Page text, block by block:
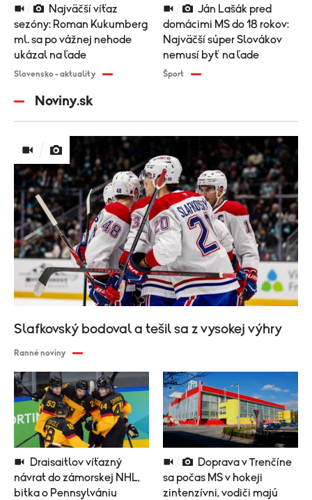
sezóny: Roman Kukumberg
ml. sa po vážnej nehode
ukázal na ľade
Slovensko - aktuality
domácimi MS do 18 rokov:
Najväčší súper Slovákov
nemusí byť na ľade
Šport
Noviny.sk
návrat do zámorskej NHL,
bitka o Pennsylvániu
sa počas MS v hokeji
zintenzívni, vodiči majú
Slafkovský bodoval a tešil sa z vysokej výhry
Ranné noviny